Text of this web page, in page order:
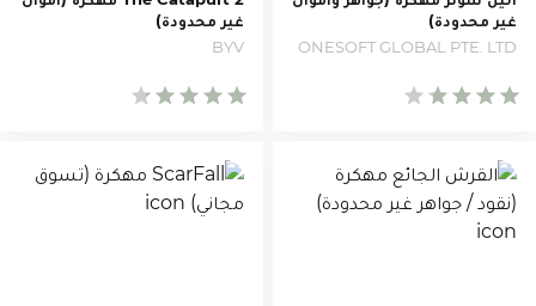
غير محدودة)
ONESOFT GLOBAL PTE. LTD
غير محدودة)
BYV